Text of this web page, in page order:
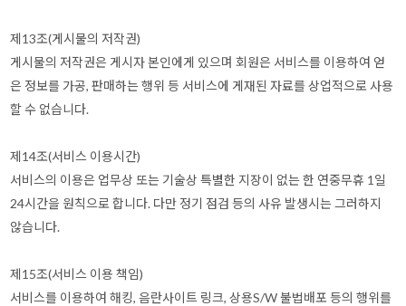
제13조(게시물의 저작권)
게시물의 저작권은 게시자 본인에게 있으며 회원은 서비스를 이용하여 얻
은 정보를 가공, 판매하는 행위 등 서비스에 게재된 자료를 상업적으로 사용
할 수 없습니다.
제14조(서비스 이용시간)
서비스의 이용은 업무상 또는 기술상 특별한 지장이 없는 한 연중무휴 1일
24시간을 원칙으로 합니다. 다만 정기 점검 등의 사유 발생시는 그러하지
않습니다.
제15조(서비스 이용 책임)
서비스를 이용하여 해킹, 음란사이트 링크, 상용S/W 불법배포 등의 행위를